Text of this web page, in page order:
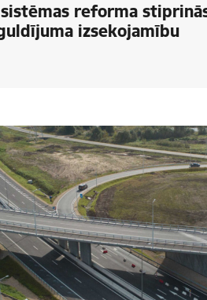
reforma
izsekojamību